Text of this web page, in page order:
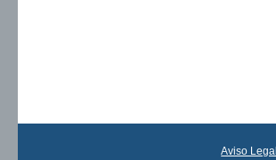
Aviso Legal